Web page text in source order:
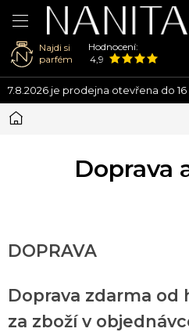
Přejít
na
obsah
Najdi si
parfém
Hodnocení:
4,9
7.8.2026 je prodejna otevřena do
Domů
Doprava
DOPRAVA
Doprava zdarma od
za zboží v